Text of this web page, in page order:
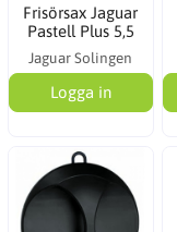
Frisörsax Jaguar
Pastell Plus 5,5
Jaguar Solingen
Logga in